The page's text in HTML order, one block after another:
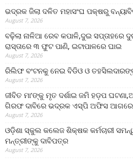
ଭଦ୍ରକ ଜିଲା ଦଳିତ ମହାସଂଘ ପକ୍ଷରୁ
August 7, 2026
ବଢ଼ିଲା ନାଳିଆ ରେବ କପାଳି,ଦୁଇ ସପ୍ତାହରେ
ରାସ୍ତାରେ ୩ ଫୁଟ ପାଣି, ଇଟାପାଳରେ ଘାଇ
August 7, 2026
ରିଲିଫ ବଂଟନକୁ ନେଇ ବିଡିଓ ଓ
August 7, 2026
ଜୀବିତ ମା’ଙ୍କୁ ମୃତ ଦର୍ଶାଇ ଜମି ହଡ଼ପ
ଗିରଫ ଦାବିରେ ଭଦ୍ରକ ଏସ୍‌ପି ଅଫିସ ଆଗରେ
August 7, 2026
ଓଡ଼ିଶା ସ୍କୁଲ କଲେଜ ଶିକ୍ଷକ କର୍ମଚାରୀ
ମନ୍ତ୍ରୀଙ୍କୁ ଦାବିପତ୍ର
August 7, 2026